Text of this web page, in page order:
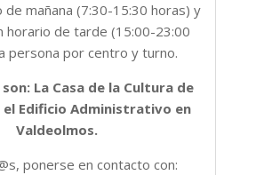
de mañana (7:30-15:30 horas) y
horario de tarde (15:00-23:00
persona por centro y turno.
La Casa de la Cultura de
Edificio Administrativo en
Valdeolmos.
ponerse en contacto con: